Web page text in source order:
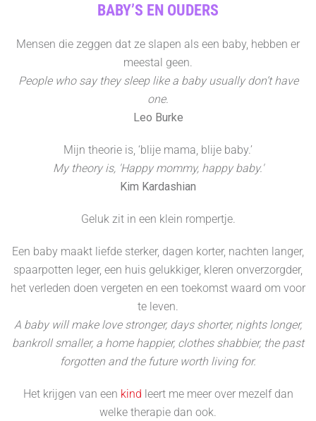
BABY’S EN OUDERS
Mensen die zeggen dat ze slapen als een baby, hebben er
meestal geen.
People who say they sleep like a baby usually don’t have
one.
Leo Burke
Mijn theorie is, ‘blije mama, blije baby.’
My theory is, 'Happy mommy, happy baby.'
Kim Kardashian
Geluk zit in een klein rompertje.
Een baby maakt liefde sterker, dagen korter, nachten langer,
spaarpotten leger, een huis gelukkiger, kleren onverzorgder,
het verleden doen vergeten en een toekomst waard om voor
te leven.
A baby will make love stronger, days shorter, nights longer,
bankroll smaller, a home happier, clothes shabbier, the past
forgotten and the future worth living for.
Het krijgen van een kind leert me meer over mezelf dan
welke therapie dan ook.